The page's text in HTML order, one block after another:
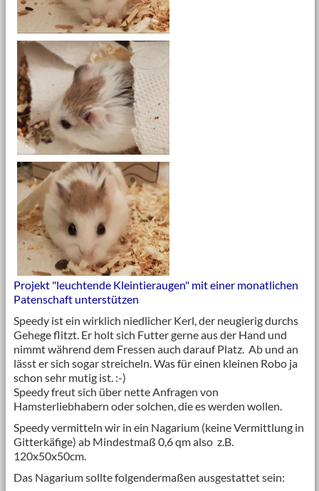
Projekt "leuchtende Kleintieraugen" mit einer monatlichen
Patenschaft unterstützen
Speedy ist ein wirklich niedlicher Kerl, der neugierig durchs
Gehege flitzt. Er holt sich Futter gerne aus der Hand und
nimmt während dem Fressen auch darauf Platz. Ab und an
lässt er sich sogar streicheln. Was für einen kleinen Robo ja
schon sehr mutig ist. :-)
Speedy freut sich über nette Anfragen von
Hamsterliebhabern oder solchen, die es werden wollen.
Speedy vermitteln wir in ein Nagarium (keine Vermittlung in
Gitterkäfige) ab Mindestmaß 0,6 qm also z.B.
120x50x50cm.
Das Nagarium sollte folgendermaßen ausgestattet sein: